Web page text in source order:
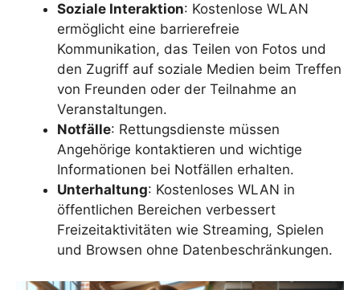
Soziale Interaktion: Kostenlose WLAN
ermöglicht eine barrierefreie
Kommunikation, das Teilen von Fotos und
den Zugriff auf soziale Medien beim Treffen
von Freunden oder der Teilnahme an
Veranstaltungen.
Notfälle: Rettungsdienste müssen
Angehörige kontaktieren und wichtige
Informationen bei Notfällen erhalten.
Unterhaltung: Kostenloses WLAN in
öffentlichen Bereichen verbessert
Freizeitaktivitäten wie Streaming, Spielen
und Browsen ohne Datenbeschränkungen.